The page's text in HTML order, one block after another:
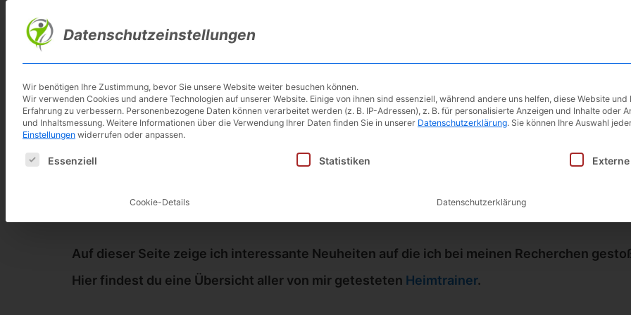
content
NEUHEITEN für 2026
Handel
Auf dieser Seite zeige ich interessante Neuheiten auf die ich bei meinen Recherchen
Hier findest du eine Übersicht aller von mir getesteten Heimtrainer.
Datenschutzeinstellungen
Wir benötigen Ihre Zustimmung, bevor Sie unsere Website weiter besuchen können.
Wir verwenden Cookies und andere Technologien auf unserer Website. Einige von ihnen sind essenziell, während andere uns helfen, diese Website und
Erfahrung zu verbessern. Personenbezogene Daten können verarbeitet werden (z. B. IP-Adressen), z. B. für personalisierte Anzeigen und Inhalte oder
und Inhaltsmessung. Weitere Informationen über die Verwendung Ihrer Daten finden Sie in unserer Datenschutzerklärung. Sie können Ihre Auswahl
Einstellungen widerrufen oder anpassen.
Es folgt eine Liste der Service-Gruppen, für die eine Einwilligung erteilt werden kann. Die erste Service-Gruppe
Essenziell Statistiken
Cookie-Details Datenschutzerklärung